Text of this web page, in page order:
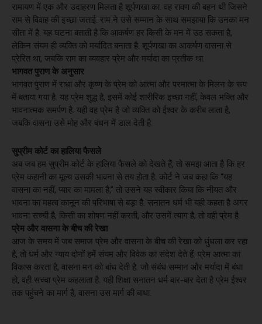
रामायण में एक और उदाहरण मिलता है शूर्पणखा का. वह रावण की बहन थी जिसने
राम से विवाह की इच्छा जताई. राम ने उसे सम्मान के साथ समझाया कि उनका मन
सीता में है. यह घटना बताती है कि आकर्षण हर किसी के मन में उठ सकता है,
लेकिन संयम ही व्यक्ति को मर्यादित बनाता है. शूर्पणखा का आकर्षण वासना से
प्रेरित था, जबकि राम का व्यवहार प्रेम और मर्यादा का प्रतीक था.
भागवत पुराण के अनुसार
भागवत पुराण में राधा और कृष्ण के प्रेम को आत्मा और परमात्मा के मिलन के रूप
में बताया गया है. यह प्रेम शुद्ध है, इसमें कोई शारीरिक इच्छा नहीं, केवल भक्ति और
भावनात्मक समर्पण है. यही वह प्रेम है जो व्यक्ति को ईश्वर के करीब लाता है,
जबकि वासना उसे मोह और बंधन में डाल देती है.
सुप्रीम कोर्ट का हालिया फैसले
अब जब हम सुप्रीम कोर्ट के हालिया फैसले को देखते हैं, तो समझ आता है कि हर
प्रेम कहानी का मूल्य उसकी भावना से तय होता है. कोर्ट ने जब कहा कि “यह
वासना का नहीं, प्यार का मामला है,” तो उसने यह स्वीकार किया कि नीयत और
भावना का महत्व कानून की परिभाषा से बड़ा है. सनातन धर्म भी यही कहता है अगर
भावना सच्ची है, किसी का शोषण नहीं करती, और उसमें त्याग है, तो वही प्रेम है.
प्रेम और वासना के बीच की रेखा
आज के समय में जब समाज प्रेम और वासना के बीच की रेखा को धुंधला कर रहा
है, तो धर्म और न्याय दोनों हमें संयम और विवेक का संदेश देते हैं. प्रेम आत्मा का
विकास करता है, वासना मन को बांध देती है. जो संबंध सम्मान और मर्यादा में बंधा
हो, वही सच्चा प्रेम कहलाता है. यही शिक्षा सनातन धर्म बार-बार देता है प्रेम ईश्वर
तक पहुंचने का मार्ग है, वासना उस मार्ग की बाधा.